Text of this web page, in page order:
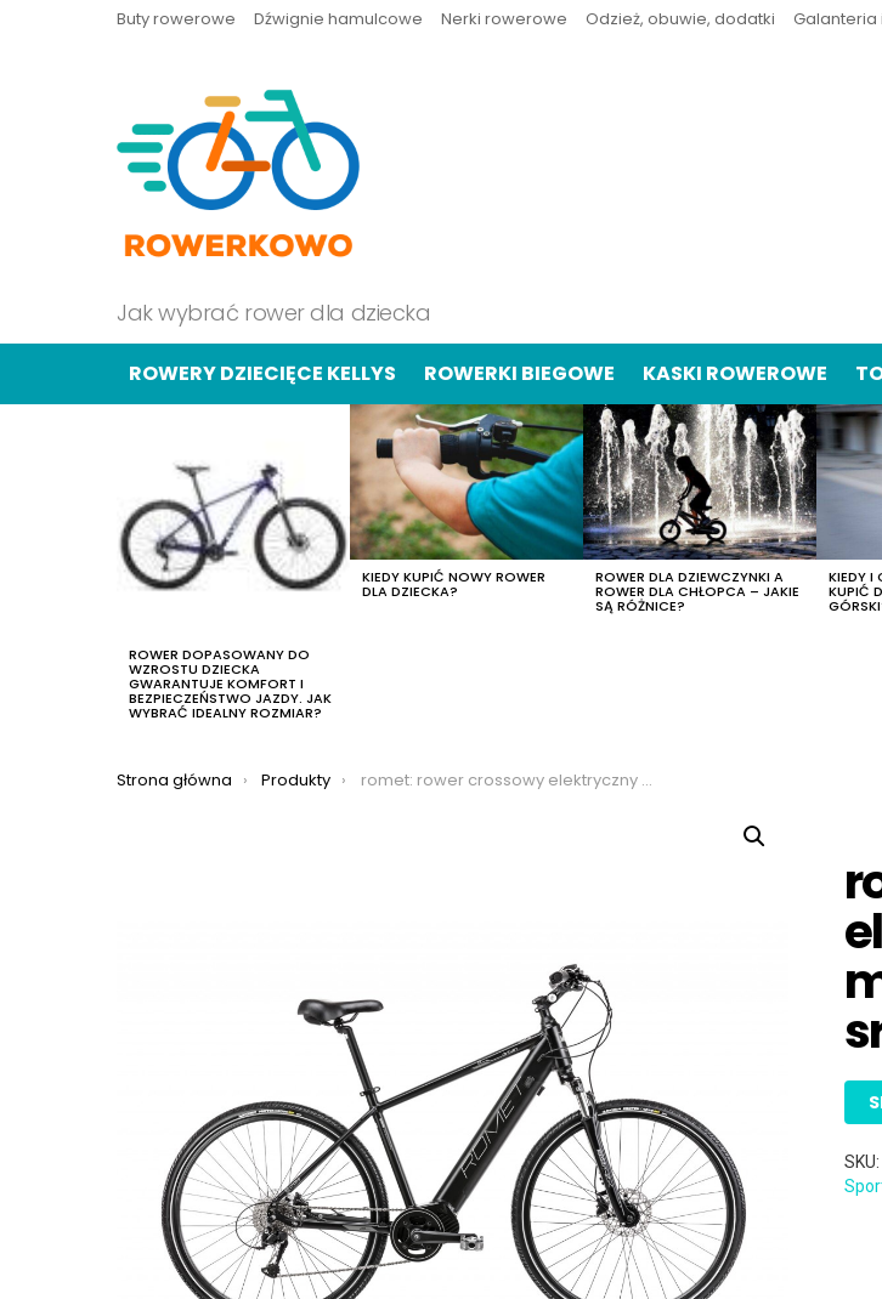
Buty rowerowe Dźwignie hamulcowe Nerki rowerowe Odzież, obuwie, dodatki Galanteria
Jak wybrać rower dla dziecka
ROWERY DZIECIĘCE KELLYS ROWERKI BIEGOWE KASKI ROWEROWE
ROWER DOPASOWANY DO
WZROSTU DZIECKA
GWARANTUJE KOMFORT I
BEZPIECZEŃSTWO JAZDY. JAK
WYBRAĆ IDEALNY ROZMIAR?
KIEDY KUPIĆ NOWY ROWER
DLA DZIECKA?
ROWER DLA DZIEWCZYNKI A
ROWER DLA CHŁOPCA – JAKIE
SĄ RÓŻNICE?
KIEDY I
KUPIĆ
Jesteś tutaj:
Strona główna Produkty romet: rower crossowy elektryczny romet orkan 2 m mm 2022, kolor czarny-srebrny, rozmiar 22″
SKU: